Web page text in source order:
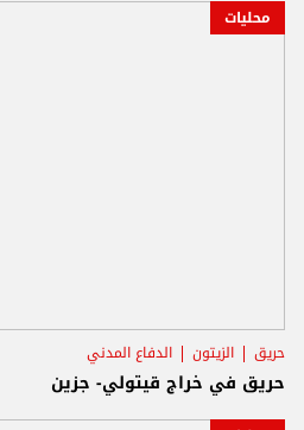
محليات
حريق الزيتون الدفاع المدني
حريق في خراج قيتولي- جزين